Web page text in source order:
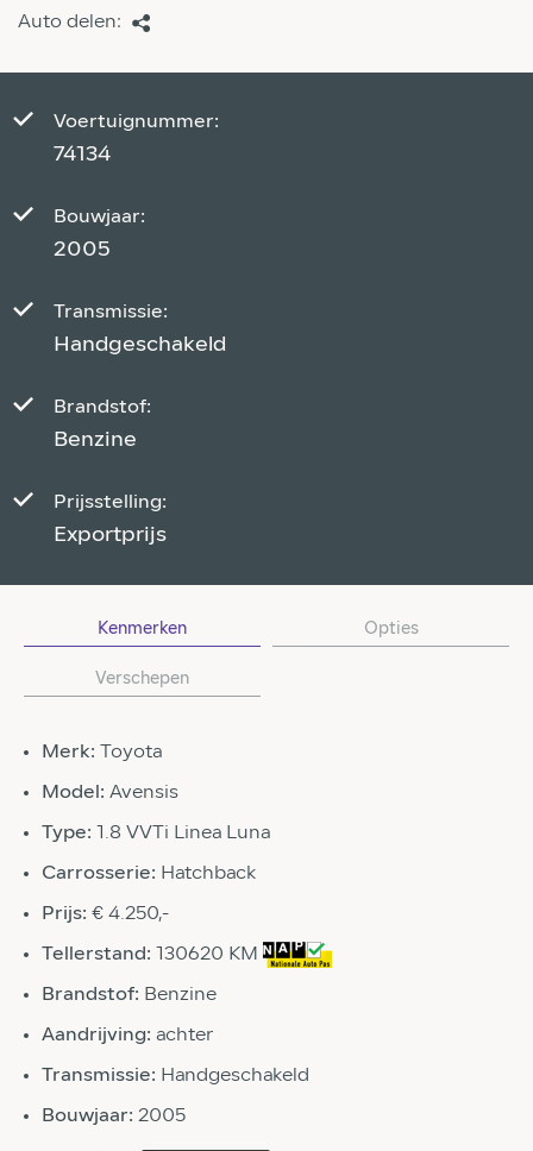
Auto delen:
Voertuignummer:
74134
Bouwjaar:
2005
Transmissie:
Handgeschakeld
Brandstof:
Benzine
Prijsstelling:
Exportprijs
Kenmerken Opties
Verschepen
Merk: Toyota
Model: Avensis
Type: 1.8 VVTi Linea Luna
Carrosserie: Hatchback
Prijs: € 4.250,-
Tellerstand: 130620 KM
Brandstof: Benzine
Aandrijving: achter
Transmissie: Handgeschakeld
Bouwjaar: 2005